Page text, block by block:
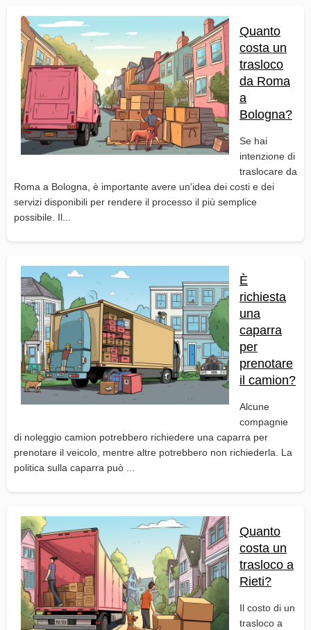
Quanto
costa un
trasloco
da Roma
a
Bologna?
Se hai
intenzione di
traslocare da
Roma a Bologna, è importante avere un'idea dei costi e dei
servizi disponibili per rendere il processo il più semplice
possibile. Il...
È
richiesta
una
caparra
per
prenotare
il camion?
Alcune
compagnie
di noleggio camion potrebbero richiedere una caparra per
prenotare il veicolo, mentre altre potrebbero non richiederla. La
politica sulla caparra può ...
Quanto
costa un
trasloco a
Rieti?
Il costo di un
trasloco a